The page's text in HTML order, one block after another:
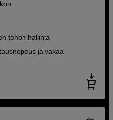
tehon hallinta
ja vakaa